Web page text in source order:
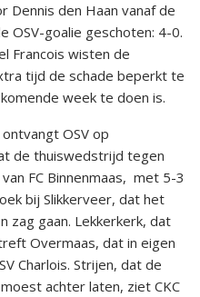
den Haan vanaf de
OSV-goalie geschoten: 4-0.
Francois wisten de
tijd de schade beperkt te
week te doen is.
OSV op
de thuiswedstrijd tegen
FC Binnenmaas, met 5-3
bij Slikkerveer, dat het
zag gaan. Lekkerkerk, dat
Overmaas, dat in eigen
Charlois. Strijen, dat de
achter laten, ziet CKC